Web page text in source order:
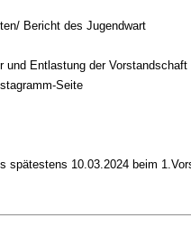
Bericht des Jugendwart
und Entlastung der Vorstandschaft
Seite
spätestens 10.03.2024 beim